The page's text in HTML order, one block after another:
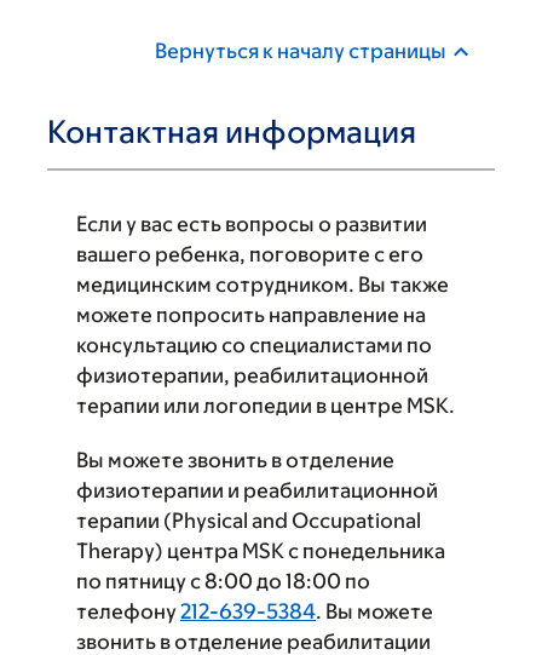
Вернуться к началу страницы
Контактная информация
Если у вас есть вопросы о развитии
вашего ребенка, поговорите с его
медицинским сотрудником. Вы также
можете попросить направление на
консультацию со специалистами по
физиотерапии, реабилитационной
терапии или логопедии в центре MSK.
Вы можете звонить в отделение
физиотерапии и реабилитационной
терапии (Physical and Occupational
Therapy) центра MSK с понедельника
по пятницу с 8:00 до 18:00 по
телефону212-639-5384. Вы можете
звонить в отделение реабилитации